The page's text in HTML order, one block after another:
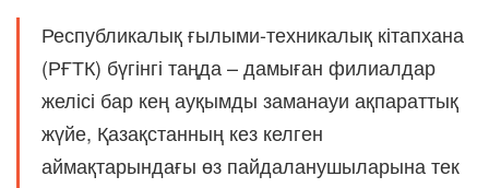
Республикалық ғылыми-техникалық кітапхана
(РҒТК) бүгінгі таңда – дамыған филиалдар
желісі бар кең ауқымды заманауи ақпараттық
жүйе, Қазақстанның кез келген
аймақтарындағы өз пайдаланушыларына тек
Поддержка РНТБ
RU